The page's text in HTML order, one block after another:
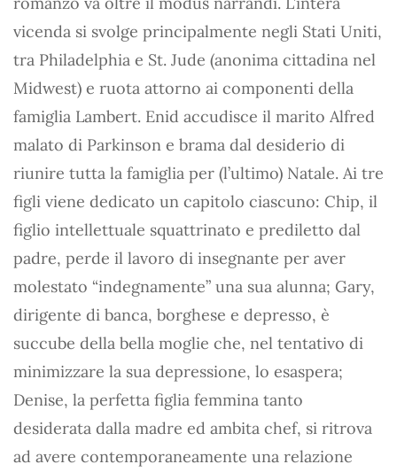
vicenda si svolge principalmente negli Stati Uniti,
tra Philadelphia e St. Jude (anonima cittadina nel
Midwest) e ruota attorno ai componenti della
famiglia Lambert. Enid accudisce il marito Alfred
malato di Parkinson e brama dal desiderio di
riunire tutta la famiglia per (l’ultimo) Natale. Ai tre
figli viene dedicato un capitolo ciascuno: Chip, il
figlio intellettuale squattrinato e prediletto dal
padre, perde il lavoro di insegnante per aver
molestato “indegnamente” una sua alunna; Gary,
dirigente di banca, borghese e depresso, è
succube della bella moglie che, nel tentativo di
minimizzare la sua depressione, lo esaspera;
Denise, la perfetta figlia femmina tanto
desiderata dalla madre ed ambita chef, si ritrova
ad avere contemporaneamente una relazione